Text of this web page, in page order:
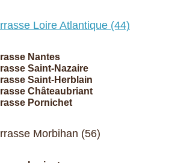
Loire Atlantique (44)
Nantes
Saint-Nazaire
Saint-Herblain
Châteaubriant
Pornichet
Morbihan (56)